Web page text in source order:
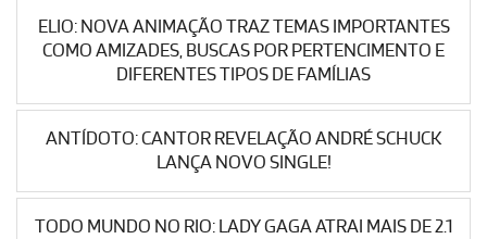
ELIO: NOVA ANIMAÇÃO TRAZ TEMAS IMPORTANTES
COMO AMIZADES, BUSCAS POR PERTENCIMENTO E
DIFERENTES TIPOS DE FAMÍLIAS
ANTÍDOTO: CANTOR REVELAÇÃO ANDRÉ SCHUCK
LANÇA NOVO SINGLE!
TODO MUNDO NO RIO: LADY GAGA ATRAI MAIS DE 2.1